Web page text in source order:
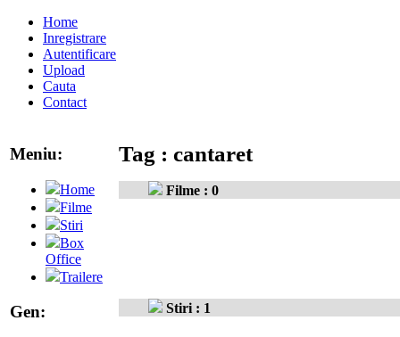
Home
Inregistrare
Autentificare
Upload
Cauta
Contact
Meniu:
Home
Filme
Stiri
Box
Office
Trailere
Gen:
Tag : cantaret
Filme : 0
Stiri : 1